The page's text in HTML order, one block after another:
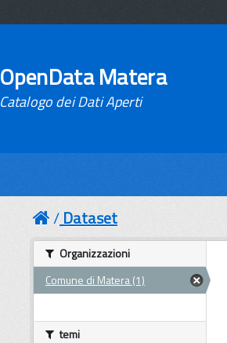
OpenData Matera
Catalogo dei Dati Aperti
Dataset
Organizzazioni
Comune di Matera (1)
temi